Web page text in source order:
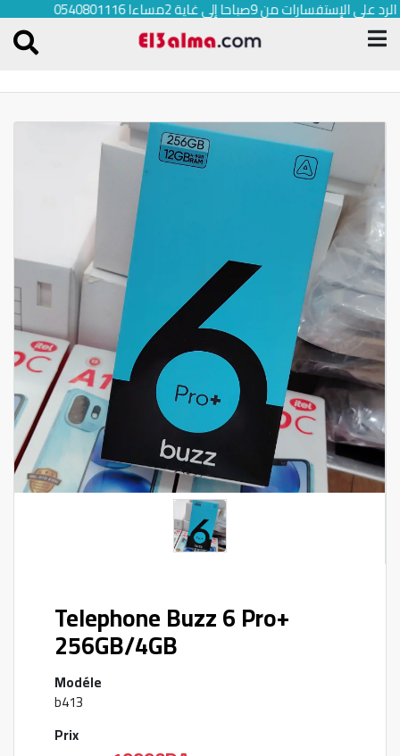
الرد على الإستفسارات من 9صباحا إلى غاية 2مساءا 0540801116
Telephone Buzz 6 Pro+
256GB/4GB
Modéle
b413
Prix